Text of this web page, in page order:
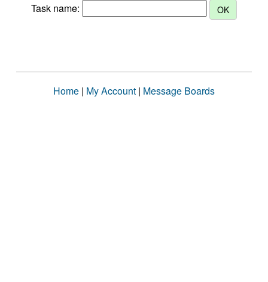
Task name:
Home | My Account | Message Boards